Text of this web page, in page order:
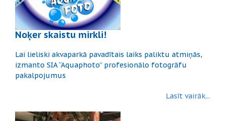
Noķer skaistu mirkli!
Lai lieliski akvaparkā pavadītais laiks paliktu atmiņās,
izmanto SIA “Aquaphoto” profesionālo fotogrāfu
pakalpojumus
Lasīt vairāk...